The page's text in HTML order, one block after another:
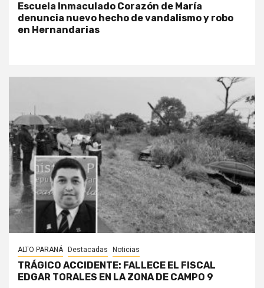
Escuela Inmaculado Corazón de María
denuncia nuevo hecho de vandalismo y robo
en Hernandarias
ALTO PARANÁ Destacadas Noticias
TRÁGICO ACCIDENTE: FALLECE EL FISCAL
EDGAR TORALES EN LA ZONA DE CAMPO 9